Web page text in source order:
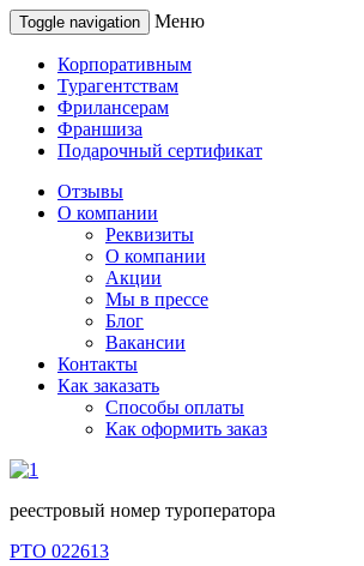
Toggle navigation Меню
Корпоративным
Турагентствам
Фрилансерам
Франшиза
Подарочный сертификат
Отзывы
О компании
Реквизиты
О компании
Акции
Мы в прессе
Блог
Вакансии
Контакты
Как заказать
Способы оплаты
Как оформить заказ
реестровый номер туроператора
РТО 022613